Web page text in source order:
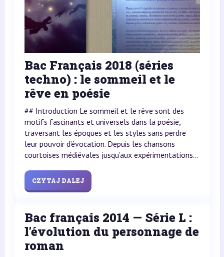
Bac Français 2018 (séries
techno) : le sommeil et le
rêve en poésie
## Introduction Le sommeil et le rêve sont des
motifs fascinants et universels dans la poésie,
traversant les époques et les styles sans perdre
leur pouvoir d’évocation. Depuis les chansons
courtoises médiévales jusqu’aux expérimentations...
CZYTAJ DALEJ
Bac français 2014 — Série L :
l'évolution du personnage de
roman